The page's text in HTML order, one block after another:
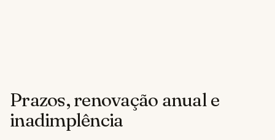
Prazos, renovação anual e
inadimplência